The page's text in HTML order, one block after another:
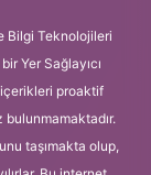
Bilgi Teknolojileri
Yer Sağlayıcı
proaktif
taşımakta olup,